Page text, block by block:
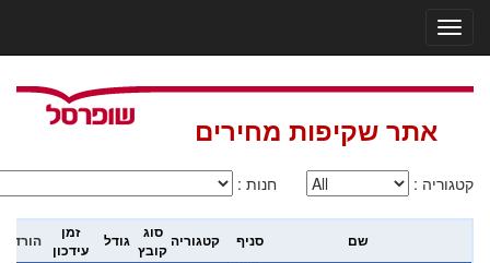
אתר שקיפות מחירים
: חנות : קטגוריה
הורדה
זמן
עידכון
גודל
סוג
קובץקטגוריה סניף שם